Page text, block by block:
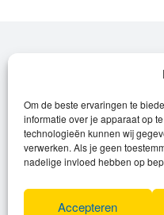
Om de beste ervaringen te
informatie over je apparaat op
technologieën kunnen wij
verwerken. Als je geen
nadelige invloed hebben op
Accepteren
Over
Leroy
en eventuele
(elektrische)
Algemene
Cookies